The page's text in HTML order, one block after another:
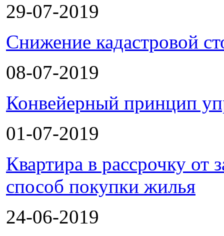
29-07-2019
Снижение кадастровой
08-07-2019
Конвейерный принцип
01-07-2019
Квартира в рассрочку
способ покупки жилья
24-06-2019